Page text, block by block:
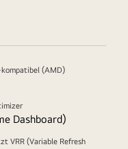
kompatibel (AMD)
Dashboard)
VRR (Variable Refresh